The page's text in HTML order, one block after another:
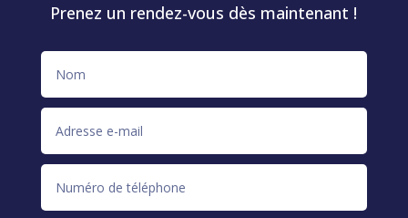
Prenez un rendez-vous dès maintenant !